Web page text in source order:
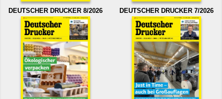
DEUTSCHER DRUCKER 8/2026 DEUTSCHER DRUCKER 7/2026